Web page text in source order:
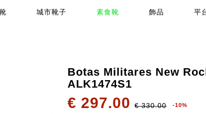
城市靴子 素食靴 飾品 平
Botas Militares New
ALK1474S1
€ 297.00 € 330.00 -10%